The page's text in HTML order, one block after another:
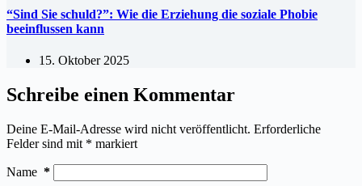
“Sind Sie schuld?”: Wie die Erziehung die soziale Phobie
beeinflussen kann
15. Oktober 2025
Schreibe einen Kommentar
Deine E-Mail-Adresse wird nicht veröffentlicht. Erforderliche
Felder sind mit * markiert
Name *